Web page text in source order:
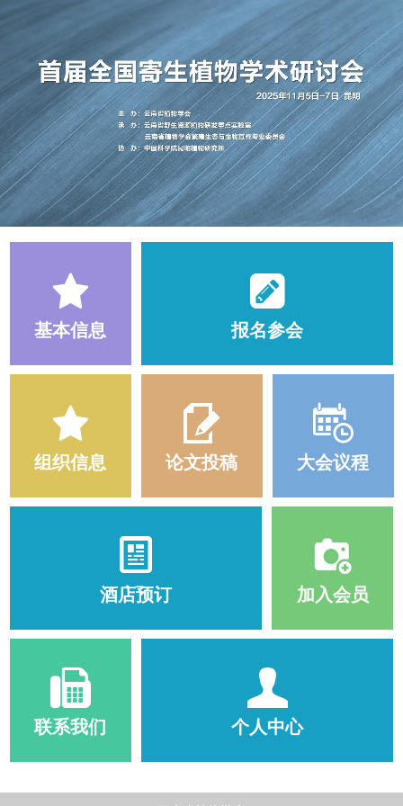
基本信息 报名参会
组织信息 论文投稿 大会议程
酒店预订 加入会员
联系我们 个人中心